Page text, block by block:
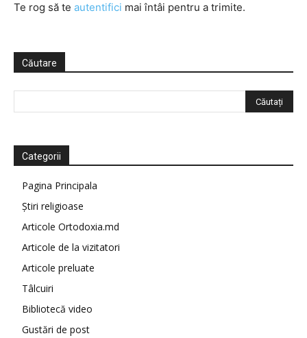
Te rog să te autentifici mai întâi pentru a trimite.
Căutare
Categorii
Pagina Principala
Știri religioase
Articole Ortodoxia.md
Articole de la vizitatori
Articole preluate
Tâlcuiri
Bibliotecă video
Gustări de post